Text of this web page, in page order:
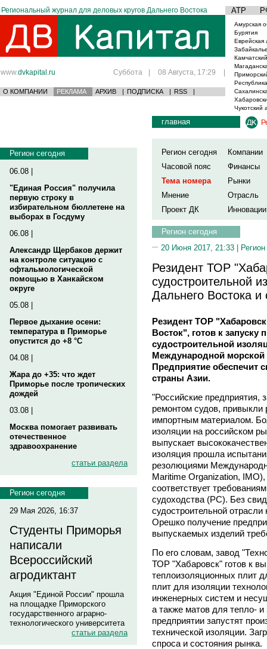
Региональный журнал для деловых кругов Дальнего Востока АТР
www.dvkapital.ru Суббота | 08 Августа, 17:29 |
О КОМПАНИИ РЕКЛАМА АРХИВ | ПОДПИСКА | RSS |
Амурская
Бурятия
Еврейская
Чукотский
Регион сегодня
06.08 |
"Единая Россия" получила
первую строку в
избирательном бюллетене на
выборах в Госдуму
06.08 |
Александр Щербаков держит
на контроле ситуацию с
офтальмологической
помощью в Ханкайском
округе
05.08 |
Первое дыхание осени:
температура в Приморье
опустится до +8 °C
04.08 |
Жара до +35: что ждет
Приморье после тропических
дождей
03.08 |
Москва помогает развивать
отечественное
здравоохранение
статьи раздела
Регион сегодня
29 Мая 2026, 16:37
Студенты Приморья
написали
Всероссийский
агродиктант
Акция "Единой России" прошла
на площадке Приморского
государственного аграрно-
технологического университета
статьи раздела
главная
Регион сегодня
Компании
Часовой пояс
Финансы
Тема номера
Рынки
Мнение
Отрасль
Проект ДК
Инновации
Регион сегодня
20 Июня 2017, 21:33 |
Резидент ТОР
судостроительной
Дальнего Востока
Резидент ТОР
Восток", готов к запуску
судостроительной
Международной морской
Предприятие обеспечит
страны Азии.
"Российские предприятия,
ремонтом судов, привыкли
импортным материалом.
изоляции на российском
выпускает
изоляция прошла
резолюциями
Maritime Organization,
соответствует
судоходства (РС). Без
судостроительной
Орешко получение
выпускаемых изделий
По его словам, завод
ТОР "Хабаровск" готов к
теплоизоляционных плит
плит для изоляции
инженерных систем и
а также матов для тепло-
предприятии запустят
технической изоляции.
спроса и состояния рынка.